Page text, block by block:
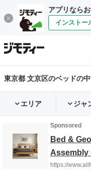
アプリなら
インストー
東京都 文京区のベッドの
エリア ジャ